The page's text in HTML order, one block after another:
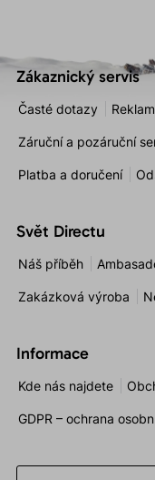
Zákaznický servis
Časté dotazy
Záruční a pozáruční
Platba a doručení
Svět Directu
Náš příběh
Zakázková výroba
Informace
Kde nás najdete
GDPR – ochrana